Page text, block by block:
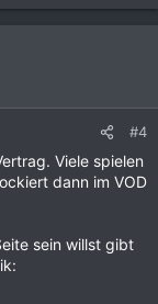
#4
Viele spielen
dann im VOD
sein willst gibt